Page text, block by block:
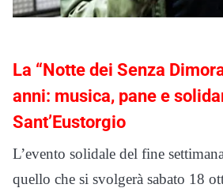
La “Notte dei Senza
anni: musica, pane e
Sant’Eustorgio
L’evento solidale del fine
quello che si svolgerà sabato 18